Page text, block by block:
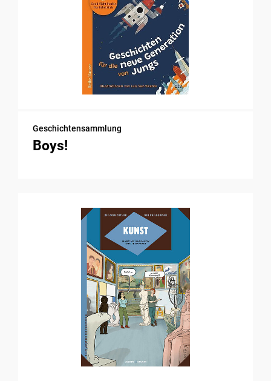
Geschichtensammlung
Boys!